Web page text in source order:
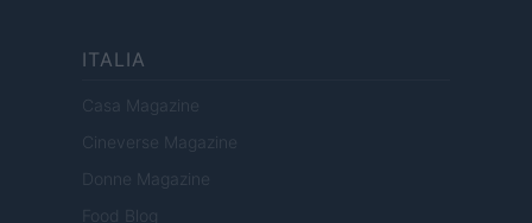
ITALIA
Casa Magazine
Cineverse Magazine
Donne Magazine
Food Blog